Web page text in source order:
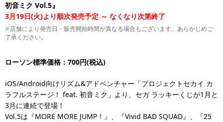
初音ミク Vol.5』
3月19日(火)より順次発売予定 ～ なくなり次第終了
※店舗により発売日・販売開始時間が異なる場合もございます。あらかじめご
了承ください。
ローソン標準価格：700円(税込)
iOS/Android向けリズム&アドベンチャー「プロジェクトセカイ カ
ラフルステージ！ feat. 初音ミク」より、セガ ラッキーくじが1月と
3月に連続で登場！
Vol.5は『MORE MORE JUMP！』、『Vivid BAD SQUAD』、『25